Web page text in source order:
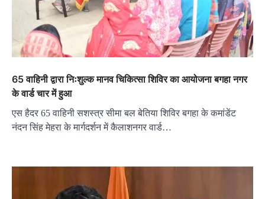
65 वाहिनी द्वारा निःशुल्क मानव चिकित्सा शिविर का आयोजना बगहा नगर
के वार्ड चार में हुआ
एस हैदर 65 वाहिनी सशस्त्र सीमा बल बेतिया शिविर बगहा के कमांडेंट
नंदन सिंह मेहरा के मार्गदर्शन में कैलाशनगर वार्ड…